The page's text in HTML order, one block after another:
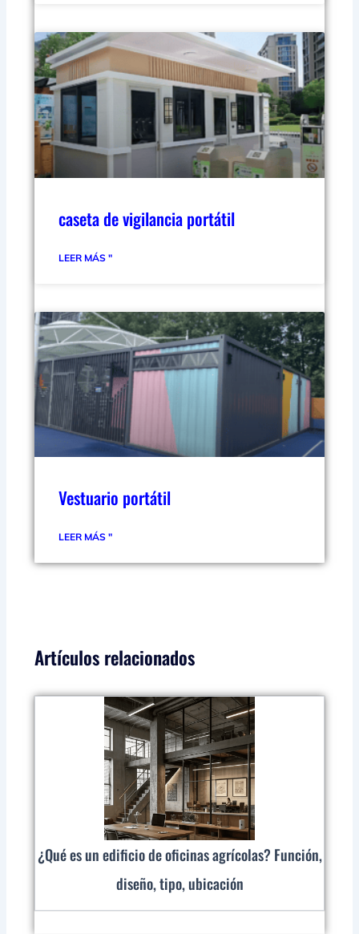
caseta de vigilancia portátil
LEER MÁS "
Vestuario portátil
LEER MÁS "
Artículos relacionados
¿Qué es un edificio de oficinas agrícolas? Función,
diseño, tipo, ubicación